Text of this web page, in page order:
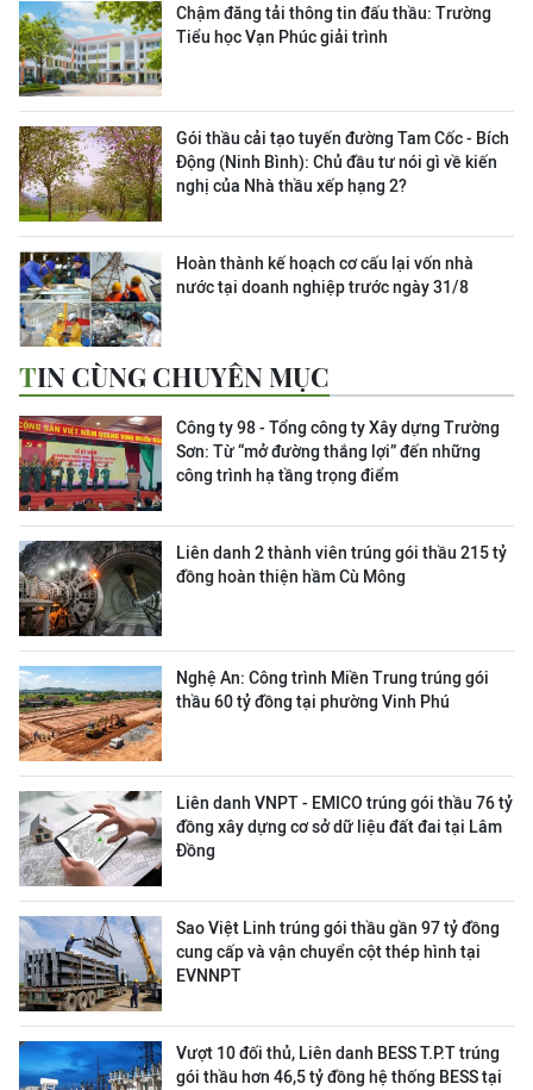
Chậm đăng tải thông tin đấu thầu: Trường
Tiểu học Vạn Phúc giải trình
Gói thầu cải tạo tuyến đường Tam Cốc - Bích
Động (Ninh Bình): Chủ đầu tư nói gì về kiến
nghị của Nhà thầu xếp hạng 2?
Hoàn thành kế hoạch cơ cấu lại vốn nhà
nước tại doanh nghiệp trước ngày 31/8
TIN CÙNG CHUYÊN MỤC
Công ty 98 - Tổng công ty Xây dựng Trường
Sơn: Từ “mở đường thắng lợi” đến những
công trình hạ tầng trọng điểm
Liên danh 2 thành viên trúng gói thầu 215 tỷ
đồng hoàn thiện hầm Cù Mông
Nghệ An: Công trình Miền Trung trúng gói
thầu 60 tỷ đồng tại phường Vinh Phú
Liên danh VNPT - EMICO trúng gói thầu 76 tỷ
đồng xây dựng cơ sở dữ liệu đất đai tại Lâm
Đồng
Sao Việt Linh trúng gói thầu gần 97 tỷ đồng
cung cấp và vận chuyển cột thép hình tại
EVNNPT
Vượt 10 đối thủ, Liên danh BESS T.P.T trúng
gói thầu hơn 46,5 tỷ đồng hệ thống BESS tại